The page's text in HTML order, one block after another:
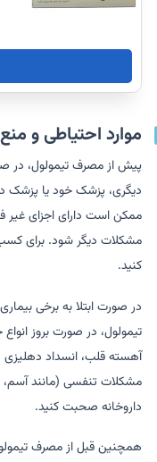
موارد احتیاطی و
پیش از مصرف تیمولول،
دیگری، پزشک خود یا پزشک
ممکن است دارای اجزای غیر
مشکلات دیگر شود. برای
کنید.
در صورت ابتلا به برخی
تیمولول، در صورت بروز
آهسته قلب، انسداد
مشکلات تنفسی (مانند
داروخانه صحبت کنید.
همچنین قبل از مصرف